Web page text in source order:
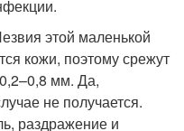
этой маленькой
кожи, поэтому срежут
мм. Да,
не получается.
раздражение и